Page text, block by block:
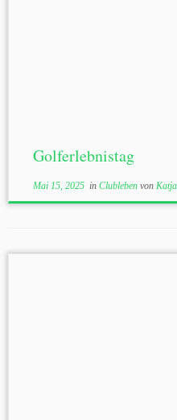
Golferlebnistag
Mai 15, 2025in Clubleben von